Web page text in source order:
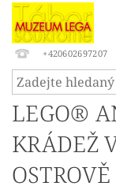
+420602697207
LEGO®
KRÁDEŽ
OSTROVĚ